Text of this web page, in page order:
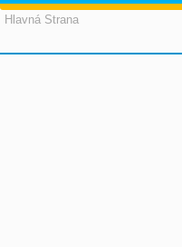
Hlavná Strana